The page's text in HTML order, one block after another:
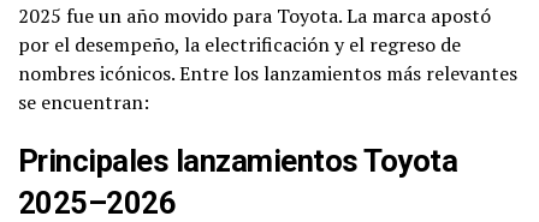
2025 fue un año movido para Toyota. La marca apostó
por el desempeño, la electrificación y el regreso de
nombres icónicos. Entre los lanzamientos más relevantes
se encuentran:
Principales lanzamientos Toyota
2025–2026